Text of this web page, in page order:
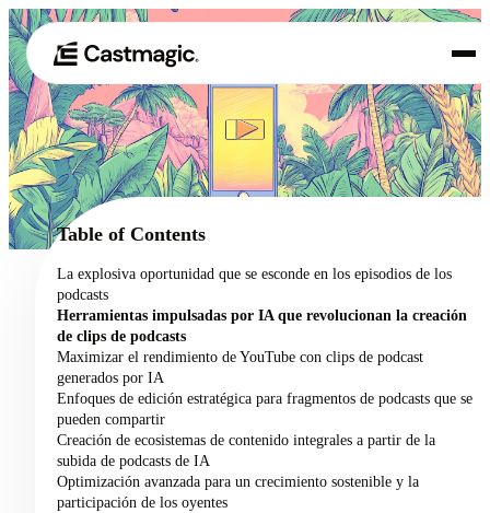
01 Producto
02 Casos de uso
Precios
Acerca de nosotros
Table of Contents
La explosiva oportunidad que se esconde en los episodios de los
podcasts
Herramientas impulsadas por IA que revolucionan la creación
de clips de podcasts
Maximizar el rendimiento de YouTube con clips de podcast
generados por IA
Enfoques de edición estratégica para fragmentos de podcasts que se
pueden compartir
Creación de ecosistemas de contenido integrales a partir de la
subida de podcasts de IA
Optimización avanzada para un crecimiento sostenible y la
participación de los oyentes